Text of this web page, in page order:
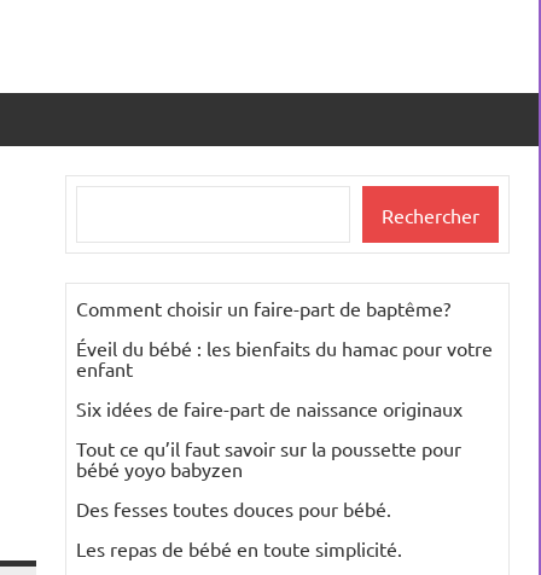
Rechercher
Comment choisir un faire-part de baptême?
Éveil du bébé : les bienfaits du hamac pour votre
enfant
Six idées de faire-part de naissance originaux
Tout ce qu’il faut savoir sur la poussette pour
bébé yoyo babyzen
Des fesses toutes douces pour bébé.
Les repas de bébé en toute simplicité.